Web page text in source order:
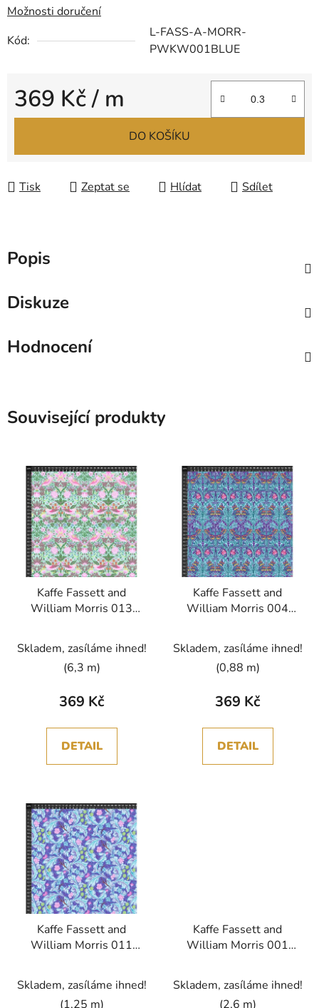
Možnosti doručení
Kód:
L-FASS-A-MORR-
PWKW001BLUE
369 Kč/ m
Měrná cena:
DO KOŠÍKU
Tisk Zeptat se Hlídat Sdílet
Popis
Diskuze
Hodnocení
Související produkty
Kaffe Fassett and
William Morris 013
bavlněná látka
Skladem, zasíláme ihned!
(6,3 m)
369 Kč
DETAIL
Kaffe Fassett and
William Morris 004
bavlněná látka
Skladem, zasíláme ihned!
(0,88 m)
369 Kč
DETAIL
Kaffe Fassett and
William Morris 011
bavlněná látka
Skladem, zasíláme ihned!
(1,25 m)
Kaffe Fassett and
William Morris 001
bavlněná látka
Skladem, zasíláme ihned!
(2,6 m)